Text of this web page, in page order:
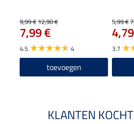
9,99 €12,90 €
7,99 €
4.5 4
toevoegen
5,99 €
3.7
KLANTEN